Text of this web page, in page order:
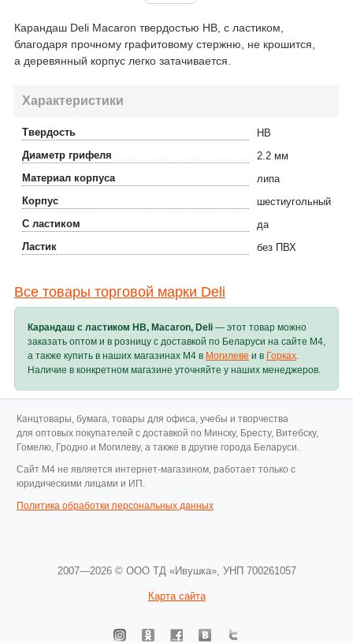
Карандаш Deli Macaron твердостью НВ, с ластиком,
благодаря прочному графитовому стержню, не крошится,
а деревянный корпус легко затачивается.
Характеристики
Твердость
HB
Диаметр грифеля
2.2 мм
Материал корпуса
липа
Корпус
шестиугольный
С ластиком
да
Ластик
без ПВХ
Все товары торговой марки Deli
Карандаш с ластиком НВ, Macaron, Deli — этот товар можно
заказать оптом и в розницу с доставкой по Беларуси на сайте M4,
а также купить в наших магазинах M4 в Могилеве и в Горках.
Наличие в конкретном магазине уточняйте у наших менеджеров.
Канцтовары, бумага, товары для офиса, учебы и творчества
для оптовых покупателей с доставкой по Минску, Бресту, Витебску,
Гомелю, Гродно и Могилеву, а также в другие города Беларуси.
Cайт M4 не является интернет-магазином, работает только с
юридическими лицами и ИП.
Политика обработки персональных данных
2007—2026 © ООО ТД «Ивушка», УНП 700261057
Карта сайта